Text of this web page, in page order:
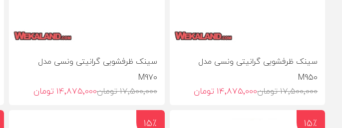
سینک ظرفشویی گرانیتی ونسی مدل
M950
17٬500٬000 تومان 14٬875٬000 تومان
سینک ظرفشویی گرانیتی ونسی مدل
M970
17٬500٬000 تومان 14٬875٬000 تومان
15٪ 15٪